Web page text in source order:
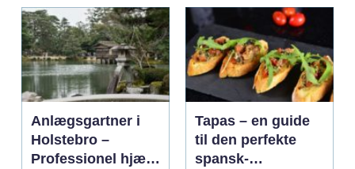
Anlægsgartner i
Holstebro –
Professionel hjælp
Tapas – en guide
til den perfekte
spansk-